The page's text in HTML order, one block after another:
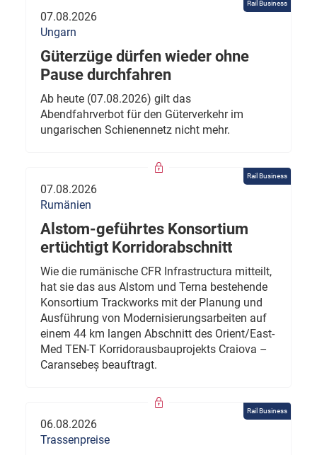
Rail Business
07.08.2026
Ungarn
Güterzüge dürfen wieder ohne
Pause durchfahren
Ab heute (07.08.2026) gilt das
Abendfahrverbot für den Güterverkehr im
ungarischen Schienennetz nicht mehr.
Rail Business
07.08.2026
Rumänien
Alstom-geführtes Konsortium
ertüchtigt Korridorabschnitt
Wie die rumänische CFR Infrastructura mitteilt,
hat sie das aus Alstom und Terna bestehende
Konsortium Trackworks mit der Planung und
Ausführung von Modernisierungsarbeiten auf
einem 44 km langen Abschnitt des Orient/East-
Med TEN-T Korridorausbauprojekts Craiova –
Caransebeș beauftragt.
Rail Business
06.08.2026
Trassenpreise